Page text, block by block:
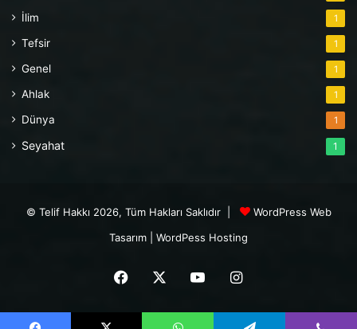
İlim 1
Tefsir 1
Genel 1
Ahlak 1
Dünya 1
Seyahat 1
© Telif Hakkı 2026, Tüm Hakları Saklıdır |
WordPress Web
Tasarım
WordPess Hosting
Facebook YouTubeInstagram